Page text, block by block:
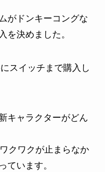
がドンキーコングな
を決めました。
スイッチまで購入し
キャラクターがどん
クワクが止まらなか
ています。